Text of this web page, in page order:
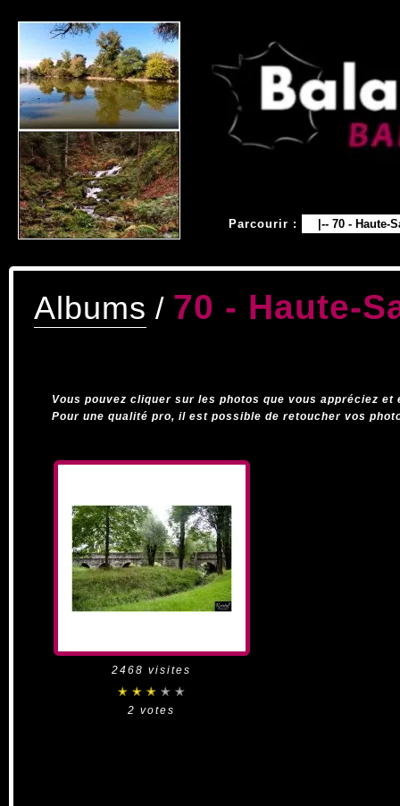
Parcourir :
Albums / 70 - Haute-
Vous pouvez cliquer sur les photos que vous appréciez
Pour une qualité pro, il est possible de retoucher vos
2468 visites
2 votes